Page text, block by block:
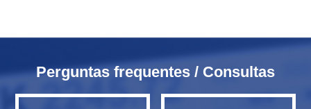
Perguntas frequentes / Consultas